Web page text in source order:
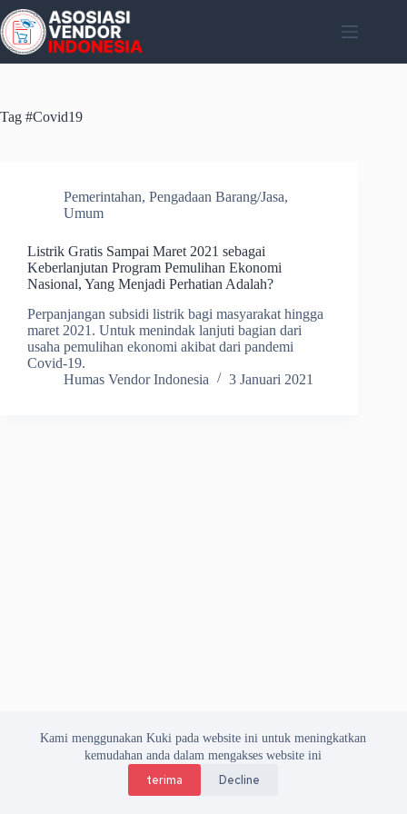
Skip
to
content
Kami menggunakan Kuki pada website ini untuk meningkatkan
kemudahan anda dalam mengakses website ini
terima Decline
Tag #Covid19
Pemerintahan, Pengadaan Barang/Jasa,
Umum
Listrik Gratis Sampai Maret 2021 sebagai
Keberlanjutan Program Pemulihan Ekonomi
Nasional, Yang Menjadi Perhatian Adalah?
Perpanjangan subsidi listrik bagi masyarakat hingga
maret 2021. Untuk menindak lanjuti bagian dari
usaha pemulihan ekonomi akibat dari pandemi
Covid-19.
Humas Vendor Indonesia
3 Januari 2021